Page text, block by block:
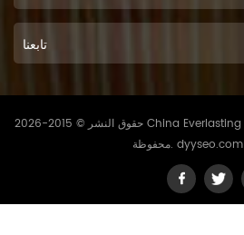
تابعنا
حقوق النشر © 2015-2026 China Everlasting Parts Co., Limited..كل الحقوق
محفوظة. dyyseo.com